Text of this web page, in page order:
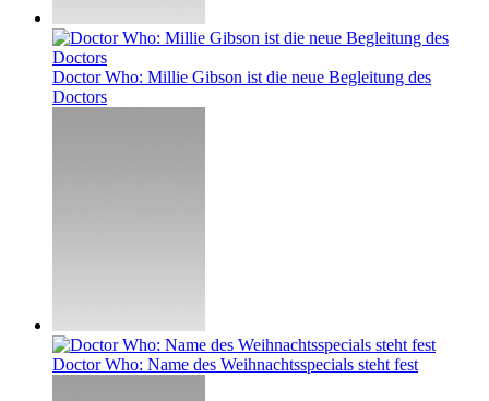
Doctor Who: Millie Gibson ist die neue Begleitung des
Doctors
Doctor Who: Name des Weihnachtsspecials steht fest